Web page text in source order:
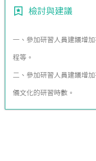
檢討與建議
一、參加研習人員建議增
程等。
二、參加研習人員建議增
儀文化的研習時數。